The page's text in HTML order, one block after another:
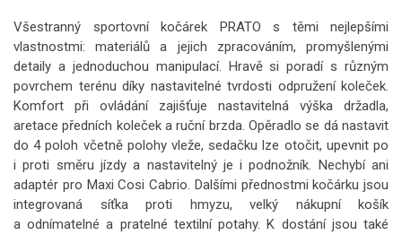
Všestranný sportovní kočárek PRATO s těmi nejlepšími
vlastnostmi: materiálů a jejich zpracováním, promyšlenými
detaily a jednoduchou manipulací. Hravě si poradí s různým
povrchem terénu díky nastavitelné tvrdosti odpružení koleček.
Komfort při ovládání zajišťuje nastavitelná výška držadla,
aretace předních koleček a ruční brzda. Opěradlo se dá nastavit
do 4 poloh včetně polohy vleže, sedačku lze otočit, upevnit po
i proti směru jízdy a nastavitelný je i podnožník. Nechybí ani
adaptér pro Maxi Cosi Cabrio. Dalšími přednostmi kočárku jsou
integrovaná síťka proti hmyzu, velký nákupní košík
a odnímatelné a pratelné textilní potahy. K dostání jsou také